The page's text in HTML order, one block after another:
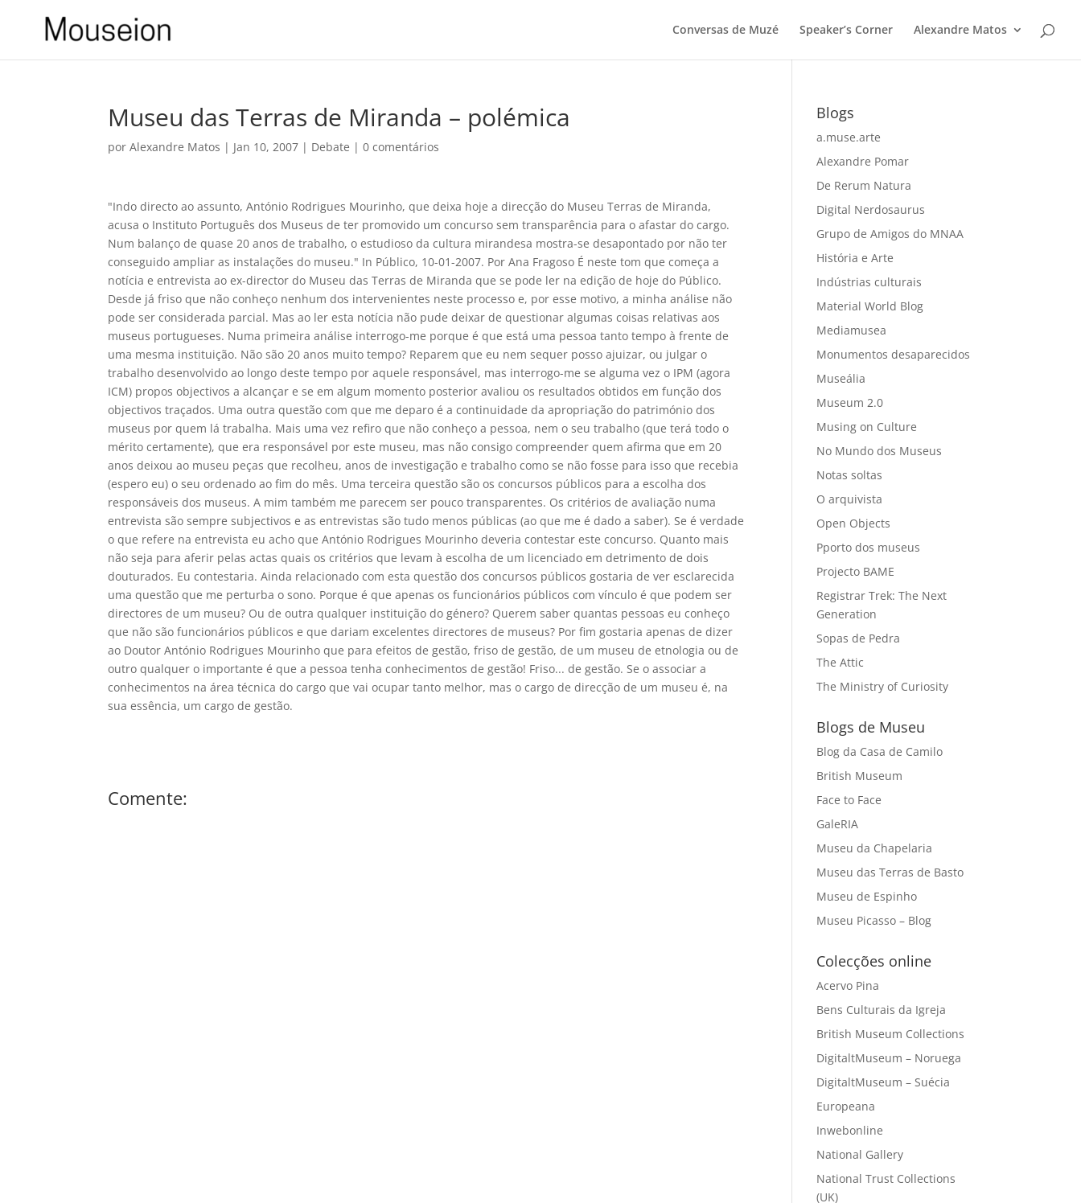
Conversas de Muzé Speaker’s Corner Alexandre Matos
Museu das Terras de Miranda – polémica
porAlexandre Matos | Jan 10, 2007 | Debate |0 comentários
"Indo directo ao assunto, António Rodrigues Mourinho, que deixa hoje a direcção do Museu Terras de Miranda,
acusa o Instituto Português dos Museus de ter promovido um concurso sem transparência para o afastar do cargo.
Num balanço de quase 20 anos de trabalho, o estudioso da cultura mirandesa mostra-se desapontado por não ter
conseguido ampliar as instalações do museu." In Público, 10-01-2007. Por Ana Fragoso É neste tom que começa a
notícia e entrevista ao ex-director do Museu das Terras de Miranda que se pode ler na edição de hoje do Público.
Desde já friso que não conheço nenhum dos intervenientes neste processo e, por esse motivo, a minha análise não
pode ser considerada parcial. Mas ao ler esta notícia não pude deixar de questionar algumas coisas relativas aos
museus portugueses. Numa primeira análise interrogo-me porque é que está uma pessoa tanto tempo à frente de
uma mesma instituição. Não são 20 anos muito tempo? Reparem que eu nem sequer posso ajuizar, ou julgar o
trabalho desenvolvido ao longo deste tempo por aquele responsável, mas interrogo-me se alguma vez o IPM (agora
ICM) propos objectivos a alcançar e se em algum momento posterior avaliou os resultados obtidos em função dos
objectivos traçados. Uma outra questão com que me deparo é a continuidade da apropriação do património dos
museus por quem lá trabalha. Mais uma vez refiro que não conheço a pessoa, nem o seu trabalho (que terá todo o
mérito certamente), que era responsável por este museu, mas não consigo compreender quem afirma que em 20
anos deixou ao museu peças que recolheu, anos de investigação e trabalho como se não fosse para isso que recebia
(espero eu) o seu ordenado ao fim do mês. Uma terceira questão são os concursos públicos para a escolha dos
responsáveis dos museus. A mim também me parecem ser pouco transparentes. Os critérios de avaliação numa
entrevista são sempre subjectivos e as entrevistas são tudo menos públicas (ao que me é dado a saber). Se é verdade
o que refere na entrevista eu acho que António Rodrigues Mourinho deveria contestar este concurso. Quanto mais
não seja para aferir pelas actas quais os critérios que levam à escolha de um licenciado em detrimento de dois
douturados. Eu contestaria. Ainda relacionado com esta questão dos concursos públicos gostaria de ver esclarecida
uma questão que me perturba o sono. Porque é que apenas os funcionários públicos com vínculo é que podem ser
directores de um museu? Ou de outra qualquer instituição do género? Querem saber quantas pessoas eu conheço
que não são funcionários públicos e que dariam excelentes directores de museus? Por fim gostaria apenas de dizer
ao Doutor António Rodrigues Mourinho que para efeitos de gestão, friso de gestão, de um museu de etnologia ou de
outro qualquer o importante é que a pessoa tenha conhecimentos de gestão! Friso... de gestão. Se o associar a
conhecimentos na área técnica do cargo que vai ocupar tanto melhor, mas o cargo de direcção de um museu é, na
sua essência, um cargo de gestão.
Comente:
Blogs
a.muse.arte
Alexandre Pomar
De Rerum Natura
Digital Nerdosaurus
Grupo de Amigos do MNAA
História e Arte
Indústrias culturais
Material World Blog
Mediamusea
Monumentos desaparecidos
Museália
Museum 2.0
Musing on Culture
No Mundo dos Museus
Notas soltas
O arquivista
Open Objects
Pporto dos museus
Projecto BAME
Registrar Trek: The Next
Generation
Sopas de Pedra
The Attic
The Ministry of Curiosity
Blogs de Museu
Blog da Casa de Camilo
British Museum
Face to Face
GaleRIA
Museu da Chapelaria
Museu das Terras de Basto
Museu de Espinho
Museu Picasso – Blog
Colecções online
Acervo Pina
Bens Culturais da Igreja
British Museum Collections
DigitaltMuseum – Noruega
DigitaltMuseum – Suécia
Europeana
Inwebonline
National Gallery
National Trust Collections
(UK)